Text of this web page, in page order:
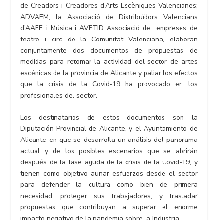
de Creadors i Creadores d’Arts Escèniques Valencianes;
ADVAEM; la Associació de Distribuïdors Valencians
d’AAEE i Música i AVETID Associació de empreses de
teatre i circ de la Comunitat Valenciana, elaboran
conjuntamente dos documentos de propuestas de
medidas para retomar la actividad del sector de artes
escénicas de la provincia de Alicante y paliar los efectos
que la crisis de la Covid-19 ha provocado en los
profesionales del sector.
Los destinatarios de estos documentos son la
Diputación Provincial de Alicante, y el Ayuntamiento de
Alicante en que se desarrolla un análisis del panorama
actual y de los posibles escenarios que se abrirán
después de la fase aguda de la crisis de la Covid-19, y
tienen como objetivo aunar esfuerzos desde el sector
para defender la cultura como bien de primera
necesidad, proteger sus trabajadores, y trasladar
propuestas que contribuyan a superar el enorme